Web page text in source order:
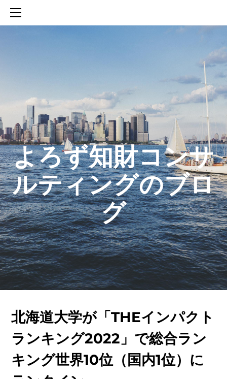
​よろず知財コンサ
ルティングのブロ
グ
北海道大学が「THEインパクト
ランキング2022」で総合ラン
キング世界10位（国内1位）に
SERVICES
知財活動のROICへの貢献
生成AIを活用した知財戦略の策定方法
生成AIとの「壁打ち」で、新たな発明を創出する方法